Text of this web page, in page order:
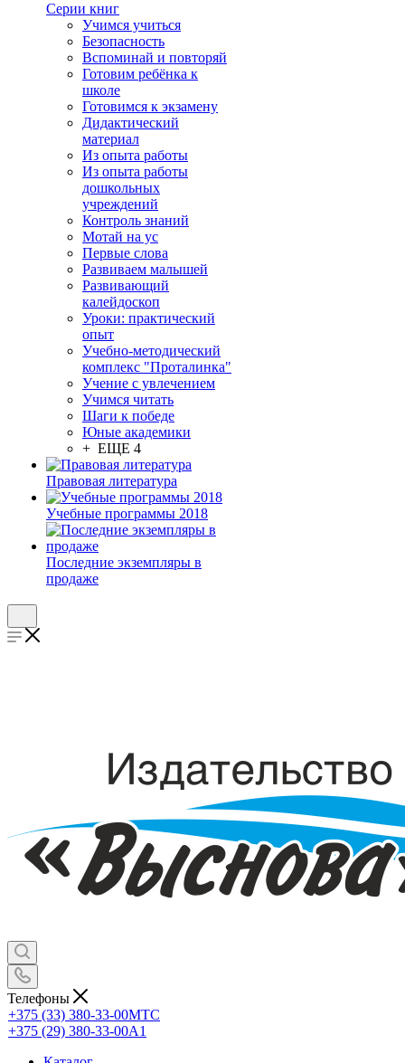
Серии книг
Учимся учиться
Безопасность
Вспоминай и повторяй
Готовим ребёнка к
школе
Готовимся к экзамену
Дидактический
материал
Из опыта работы
Из опыта работы
дошкольных
учреждений
Контроль знаний
Мотай на ус
Первые слова
Развиваем малышей
Развивающий
калейдоскоп
Уроки: практический
опыт
Учебно-методический
комплекс "Проталинка"
Учение с увлечением
Учимся читать
Шаги к победе
Юные академики
+ ЕЩЕ 4
Правовая литература
Учебные программы 2018
Последние экземпляры в
продаже
Телефоны
+375 (33) 380-33-00МТС
+375 (29) 380-33-00А1